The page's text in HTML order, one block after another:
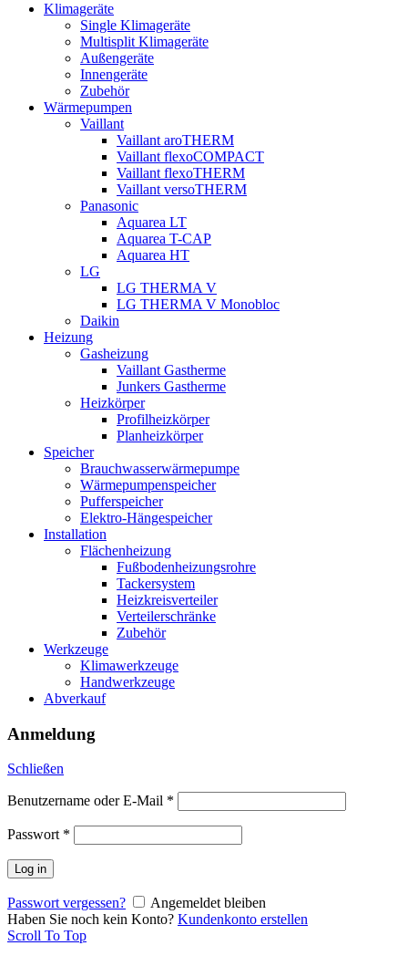
Klimageräte
Single Klimageräte
Multisplit Klimageräte
Außengeräte
Innengeräte
Zubehör
Wärmepumpen
Vaillant
Vaillant aroTHERM
Vaillant flexoCOMPACT
Vaillant flexoTHERM
Vaillant versoTHERM
Panasonic
Aquarea LT
Aquarea T-CAP
Aquarea HT
LG
LG THERMA V
LG THERMA V Monobloc
Daikin
Heizung
Gasheizung
Vaillant Gastherme
Junkers Gastherme
Heizkörper
Profilheizkörper
Planheizkörper
Speicher
Brauchwasserwärmepumpe
Wärmepumpenspeicher
Pufferspeicher
Elektro-Hängespeicher
Installation
Flächenheizung
Fußbodenheizungsrohre
Tackersystem
Heizkreisverteiler
Verteilerschränke
Zubehör
Werkzeuge
Klimawerkzeuge
Handwerkzeuge
Abverkauf
Anmeldung
Schließen
Benutzername oder E-Mail *
Passwort *
Log in
Passwort vergessen?
Angemeldet bleiben
Haben Sie noch kein Konto? Kundenkonto erstellen
Scroll To Top